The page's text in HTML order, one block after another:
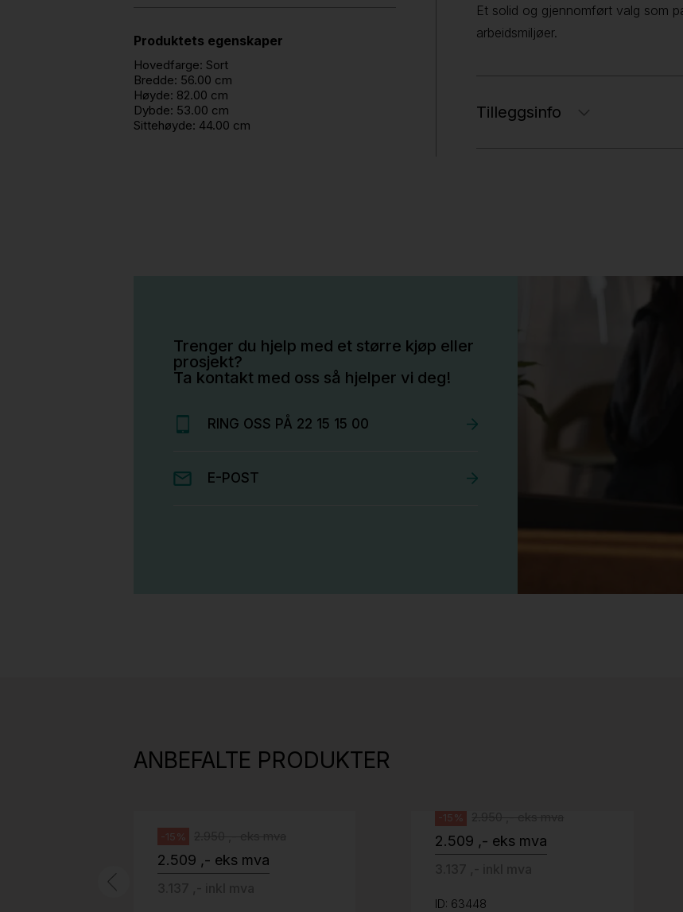
Produktets egenskaper
Hovedfarge: Sort
Bredde: 56.00 cm
Høyde: 82.00 cm
Dybde: 53.00 cm
Sittehøyde: 44.00 cm
Et solid og gjennomført valg som
arbeidsmiljøer.
Tilleggsinfo
Trenger du hjelp med et større kjøp eller
prosjekt?
Ta kontakt med oss så hjelper vi deg!
RING OSS PÅ 22 15 15 00
E-POST
ANBEFALTE PRODUKTER
grått fotkryss, Pent brukt
-15%
2.509 ,- eks mva
-15%
2.509 ,- eks mva
ID: 63448